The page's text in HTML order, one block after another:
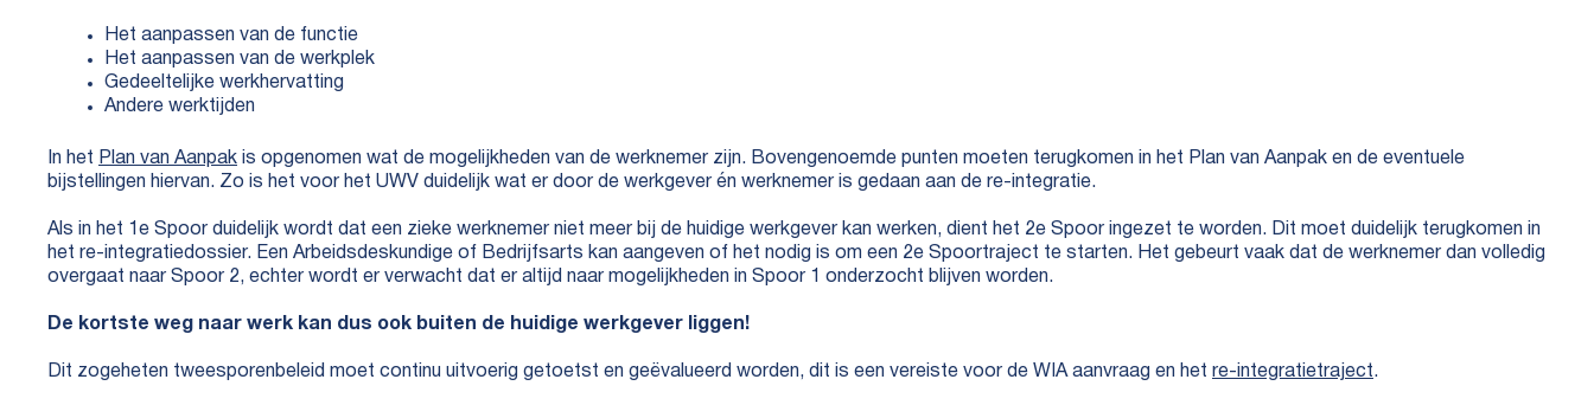
Het aanpassen van de functie
Het aanpassen van de werkplek
Gedeeltelijke werkhervatting
Andere werktijden
In het Plan van Aanpak is opgenomen wat de mogelijkheden van de werknemer zijn. Bovengenoemde punten moeten terugkomen in het Plan van Aanpak en de eventuele
bijstellingen hiervan. Zo is het voor het UWV duidelijk wat er door de werkgever én werknemer is gedaan aan de re-integratie.
Als in het 1e Spoor duidelijk wordt dat een zieke werknemer niet meer bij de huidige werkgever kan werken, dient het 2e Spoor ingezet te worden. Dit moet duidelijk terugkomen in
het re-integratiedossier. Een Arbeidsdeskundige of Bedrijfsarts kan aangeven of het nodig is om een 2e Spoortraject te starten. Het gebeurt vaak dat de werknemer dan volledig
overgaat naar Spoor 2, echter wordt er verwacht dat er altijd naar mogelijkheden in Spoor 1 onderzocht blijven worden.
De kortste weg naar werk kan dus ook buiten de huidige werkgever liggen!
Dit zogeheten tweesporenbeleid moet continu uitvoerig getoetst en geëvalueerd worden, dit is een vereiste voor de WIA aanvraag en het re-integratietraject.